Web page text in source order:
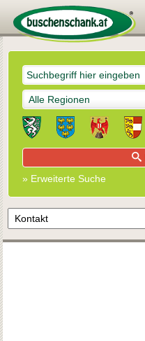
Alle Regionen
» Erweiterte Suche